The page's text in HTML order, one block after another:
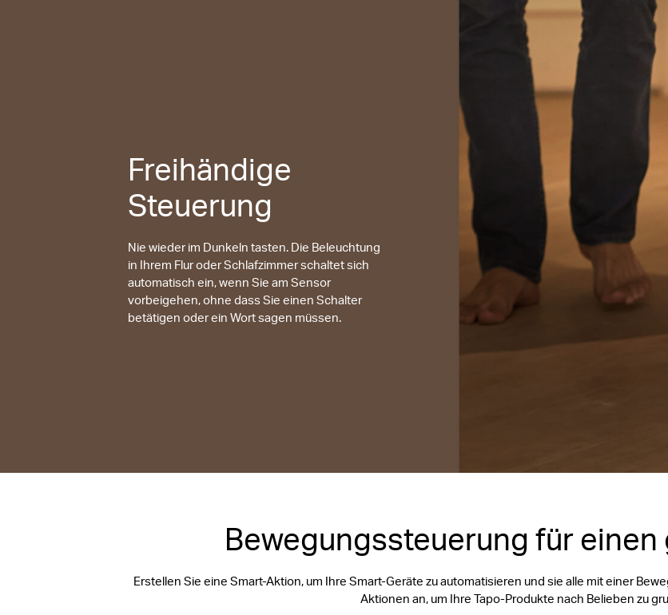
Freihändige
Steuerung
Nie wieder im Dunkeln tasten. Die Beleuchtung
in Ihrem Flur oder Schlafzimmer schaltet sich
automatisch ein, wenn Sie am Sensor
vorbeigehen, ohne dass Sie einen Schalter
betätigen oder ein Wort sagen müssen.
Bewegungssteuerung für einen
Erstellen Sie eine Smart-Aktion, um Ihre Smart-Geräte zu automatisieren und sie alle mit einer
Aktionen an, um Ihre Tapo-Produkte nach Belieben zu